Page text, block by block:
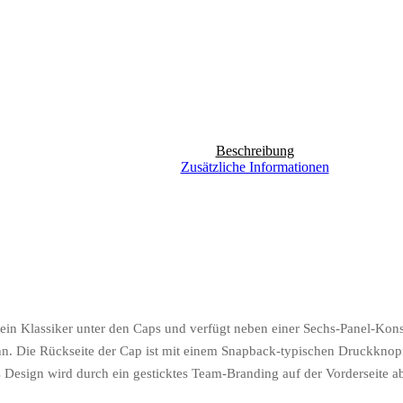
Beschreibung
Zusätzliche Informationen
Klassiker unter den Caps und verfügt neben einer Sechs-Panel-
Die Rückseite der Cap ist mit einem Snapback-typischen
wird durch ein gesticktes Team-Branding auf der Vorderseite